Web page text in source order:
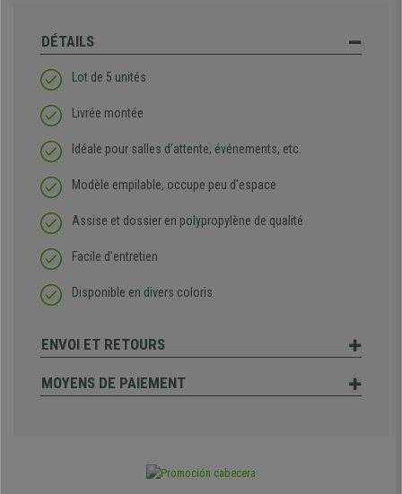
DÉTAILS
Lot de 5 unités
Livrée montée
Idéale pour salles d’attente, événements, etc.
Modèle empilable, occupe peu d'espace
Assise et dossier en polypropylène de qualité
Facile d'entretien
Disponible en divers coloris
ENVOI ET RETOURS
MOYENS DE PAIEMENT